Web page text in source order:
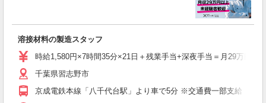
溶接材料の製造スタッフ
時給1,580円×7時間35分×21日＋残業手当+深夜手当＝月29万円
千葉県習志野市
京成電鉄本線「八千代台駅」より車で5分 ※交通費一部支給（